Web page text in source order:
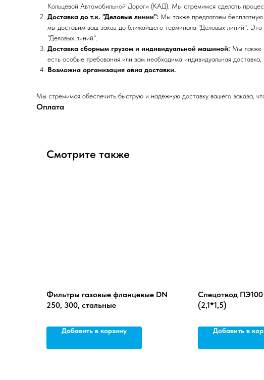
Кольцевой Автомобильной Дороги (КАД). Мы стремимся сделать
Доставка до т.к. "Деловые линии": Мы также предлагаем бесплатную
мы доставим ваш заказ до ближайшего терминала "Деловых линий".
"Деловых линий".
Доставка сборным грузом и индивидуальной машиной: Мы также
есть особые требования или вам необходима индивидуальная
Возможна организация авиа доставки.
Мы стремимся обеспечить быструю и надежную доставку вашего заказа,
Оплата
Смотрите также
Фильтры газовые фланцевые DN
250, 300, стальные
Добавить в корзину
Спецотвод ПЭ100
(2,1*1,5)
Добавить в